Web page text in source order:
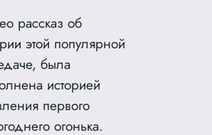
рассказ об
этой популярной
была
историей
первого
огонька.